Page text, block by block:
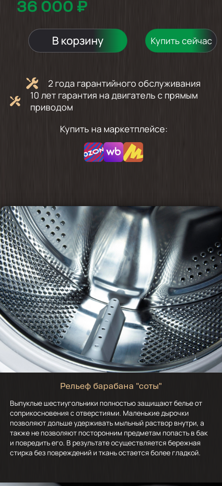
36 000 ₽
В корзину Купить сейчас
2 года гарантийного обслуживания
10 лет гарантия на двигатель с прямым
приводом
Купить на маркетплейсе:
Рельеф барабана "соты"
Выпуклые шестиугольники полностью защищают белье от
соприкосновения с отверстиями. Маленькие дырочки
позволяют дольше удерживать мыльный раствор внутри, а
также не позволяют посторонним предметам попасть в бак
и повредить его. В результате осуществляется бережная
стирка без повреждений и ткань остается более гладкой.